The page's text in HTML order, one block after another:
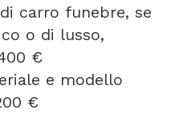
carro funebre, se
o di lusso,
€
e modello
€